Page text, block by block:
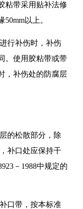
粘带采用贴补法修
以上。
行补伤时，补伤
。使用胶粘带或带
，补伤处的防腐层
的松散部分，除
补口处应保持干
－1988中规定的
口带，按本标准